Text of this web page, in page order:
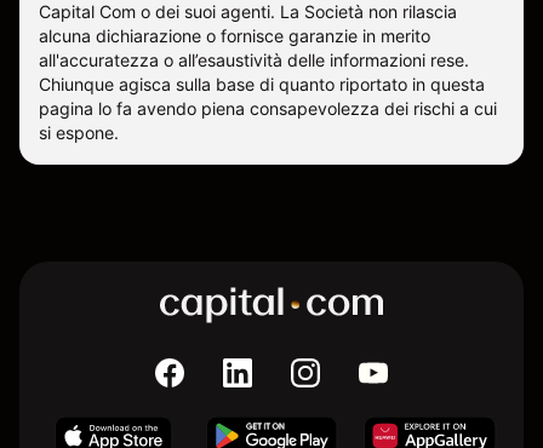
Capital Com o dei suoi agenti. La Società non rilascia
alcuna dichiarazione o fornisce garanzie in merito
all'accuratezza o all’esaustività delle informazioni rese.
Chiunque agisca sulla base di quanto riportato in questa
pagina lo fa avendo piena consapevolezza dei rischi a cui
si espone.